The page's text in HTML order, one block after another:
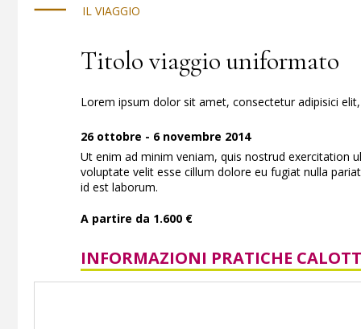
IL VIAGGIO
Titolo viaggio uniformato
Lorem ipsum dolor sit amet, consectetur adipisici
26 ottobre - 6 novembre 2014
Ut enim ad minim veniam, quis nostrud exercitation
voluptate velit esse cillum dolore eu fugiat nulla
id est laborum.
A partire da 1.600 €
INFORMAZIONI PRATICHE